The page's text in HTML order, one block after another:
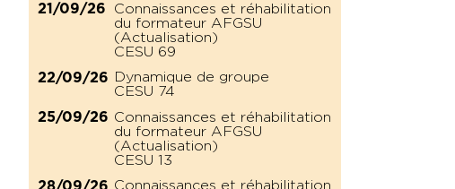
21/09/26
Connaissances et réhabilitation
du formateur AFGSU
(Actualisation)
CESU 69
22/09/26
Dynamique de groupe
CESU 74
25/09/26 Connaissances et réhabilitation
du formateur AFGSU
(Actualisation)
CESU 13
28/09/26 Connaissances et réhabilitation